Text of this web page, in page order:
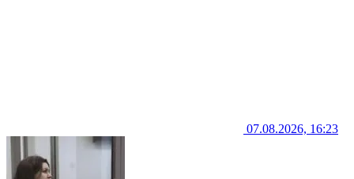
07.08.2026, 16:23